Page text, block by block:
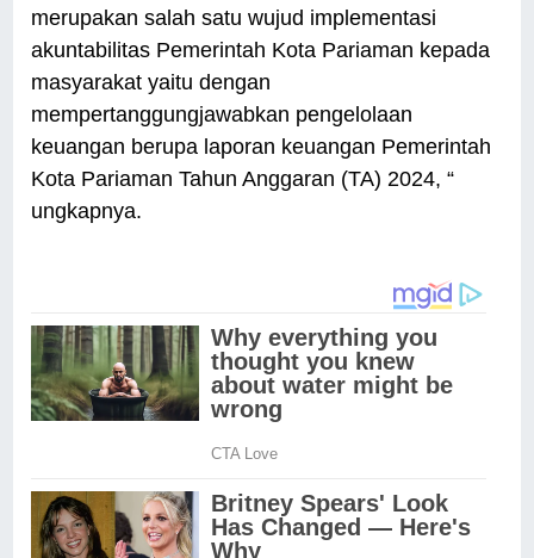
merupakan salah satu wujud implementasi
akuntabilitas Pemerintah Kota Pariaman kepada
masyarakat yaitu dengan
mempertanggungjawabkan pengelolaan
keuangan berupa laporan keuangan Pemerintah
Kota Pariaman Tahun Anggaran (TA) 2024, “
ungkapnya.